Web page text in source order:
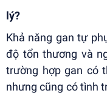
lý?
Khả năng gan tự
độ tổn thương và
trường hợp gan có
nhưng cũng có tình